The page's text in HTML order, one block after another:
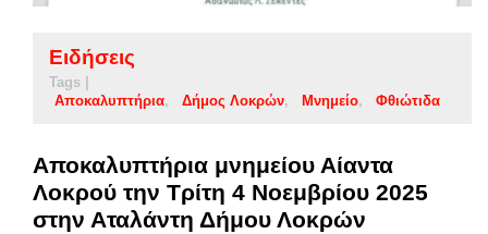
Ειδήσεις
Tags |
Αποκαλυπτήρια
Δήμος Λοκρών Μνημείο Φθιώτιδα
Αποκαλυπτήρια μνημείου Αίαντα
Λοκρού την Τρίτη 4 Νοεμβρίου 2025
στην Αταλάντη Δήμου Λοκρών